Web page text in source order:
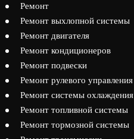
Ремонт
Ремонт выхлопной системы
Ремонт двигателя
Ремонт кондиционеров
Ремонт подвески
Ремонт рулевого управления
Ремонт системы охлаждения
Ремонт топливной системы
Ремонт тормозной системы